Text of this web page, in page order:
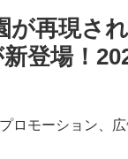
再現さ
登場！
ロモーション、広